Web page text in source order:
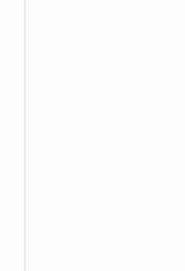
بھر مٹی